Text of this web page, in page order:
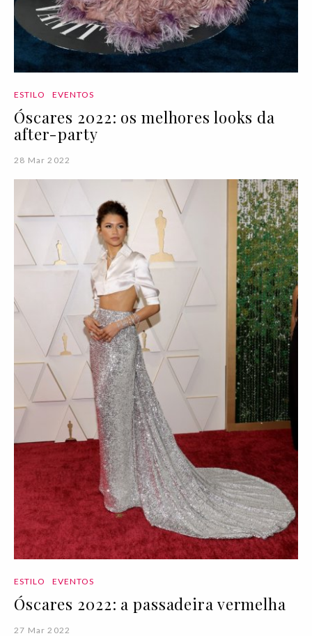
ESTILO EVENTOS
Óscares 2022: os melhores looks da
after-party
28 Mar 2022
ESTILO EVENTOS
Óscares 2022: a passadeira vermelha
27 Mar 2022